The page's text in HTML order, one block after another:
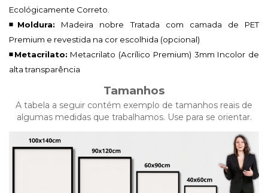
Ecológicamente Correto.
◾Moldura: Madeira nobre Tratada com camada de PET
Premium e revestida na cor escolhida (opcional)
◾Metacrilato: Metacrilato (Acrílico Premium) 3mm Incolor de
alta transparência
Tamanhos
A tabela a seguir contém exemplo de tamanhos reais de
algumas medidas que trabalhamos. Use para se orientar.